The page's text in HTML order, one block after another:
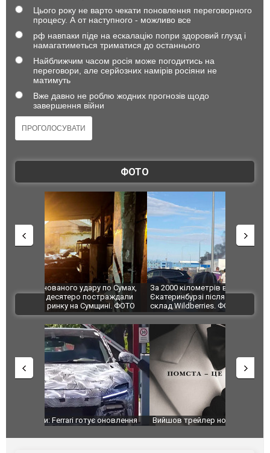
Цього року не варто чекати поновлення переговорного
процесу. А от наступного - можливо все
рф навпаки піде на ескалацію попри здоровий глузд і
намагатиметься триматися до останнього
Найближчим часом росія може погодитись на
переговори, але серйозних намірів росіяни не
матимуть
Вже давно не роблю жодних прогнозів щодо
завершення війни
ФОТО
За 2000 кілометрів від кордону з Україною: в
Єкатеринбурзі після атаки дронів загорівся
склад Wildberries. ФОТО. ВІДЕО
"Мої
ВІДЕО
Вийшов трейлер нової екранізації легендарного